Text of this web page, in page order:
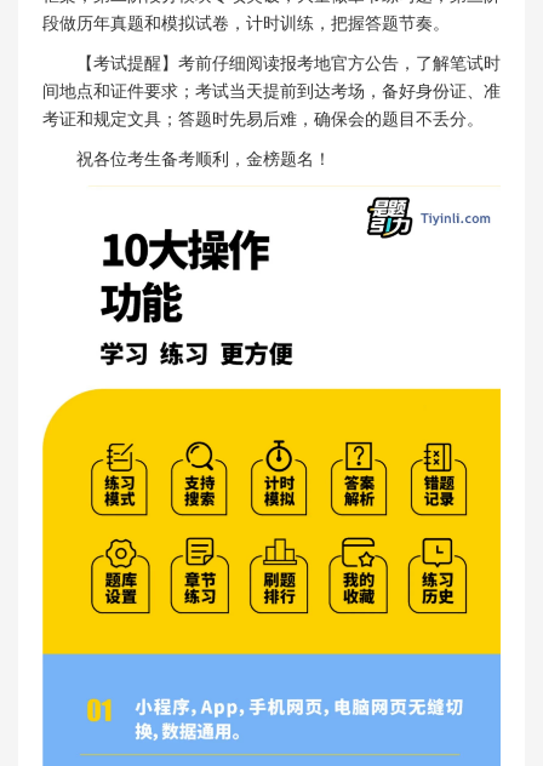
段做历年真题和模拟试卷，计时训练，把握答题节奏。
【考试提醒】考前仔细阅读报考地官方公告，了解笔试时
间地点和证件要求；考试当天提前到达考场，备好身份证、准
考证和规定文具；答题时先易后难，确保会的题目不丢分。
祝各位考生备考顺利，金榜题名！